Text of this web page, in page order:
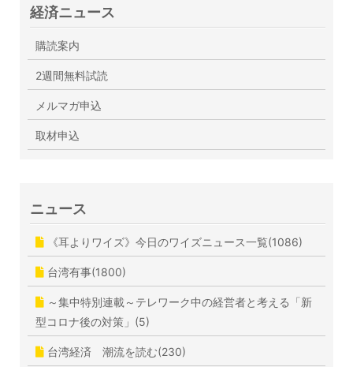
経済ニュース
購読案内
2週間無料試読
メルマガ申込
取材申込
ニュース
《耳よりワイズ》今日のワイズニュース一覧(1086)
台湾有事(1800)
～集中特別連載～テレワーク中の経営者と考える「新
型コロナ後の対策」(5)
台湾経済 潮流を読む(230)